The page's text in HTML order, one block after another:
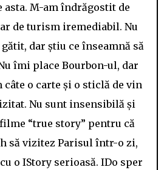
asta. M-am îndrăgostit de
de turism iremediabil. Nu
dar știu ce înseamnă să
îmi place Bourbon-ul, dar
câte o carte și o sticlă de vin
Nu sunt insensibilă și
“true story” pentru că
să vizitez Parisul într-o zi,
o IStory serioasă. IDo sper